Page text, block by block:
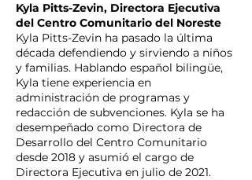
Kyla Pitts-Zevin, Directora Ejecutiva
del Centro Comunitario del Noreste
Kyla Pitts-Zevin ha pasado la última
década defendiendo y sirviendo a niños
y familias. Hablando español bilingüe,
Kyla tiene experiencia en
administración de programas y
redacción de subvenciones. Kyla se ha
desempeñado como Directora de
Desarrollo del Centro Comunitario
desde 2018 y asumió el cargo de
Directora Ejecutiva en julio de 2021.